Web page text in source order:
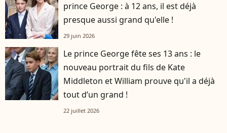
prince George : à 12 ans, il est déjà
presque aussi grand qu'elle !
29 juin 2026
Le prince George fête ses 13 ans : le
nouveau portrait du fils de Kate
Middleton et William prouve qu'il a déjà
tout d’un grand !
22 juillet 2026